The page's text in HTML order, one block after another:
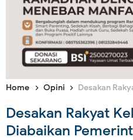
Home Opini Desakan Rakyat
Desakan Rakyat
Diabaikan